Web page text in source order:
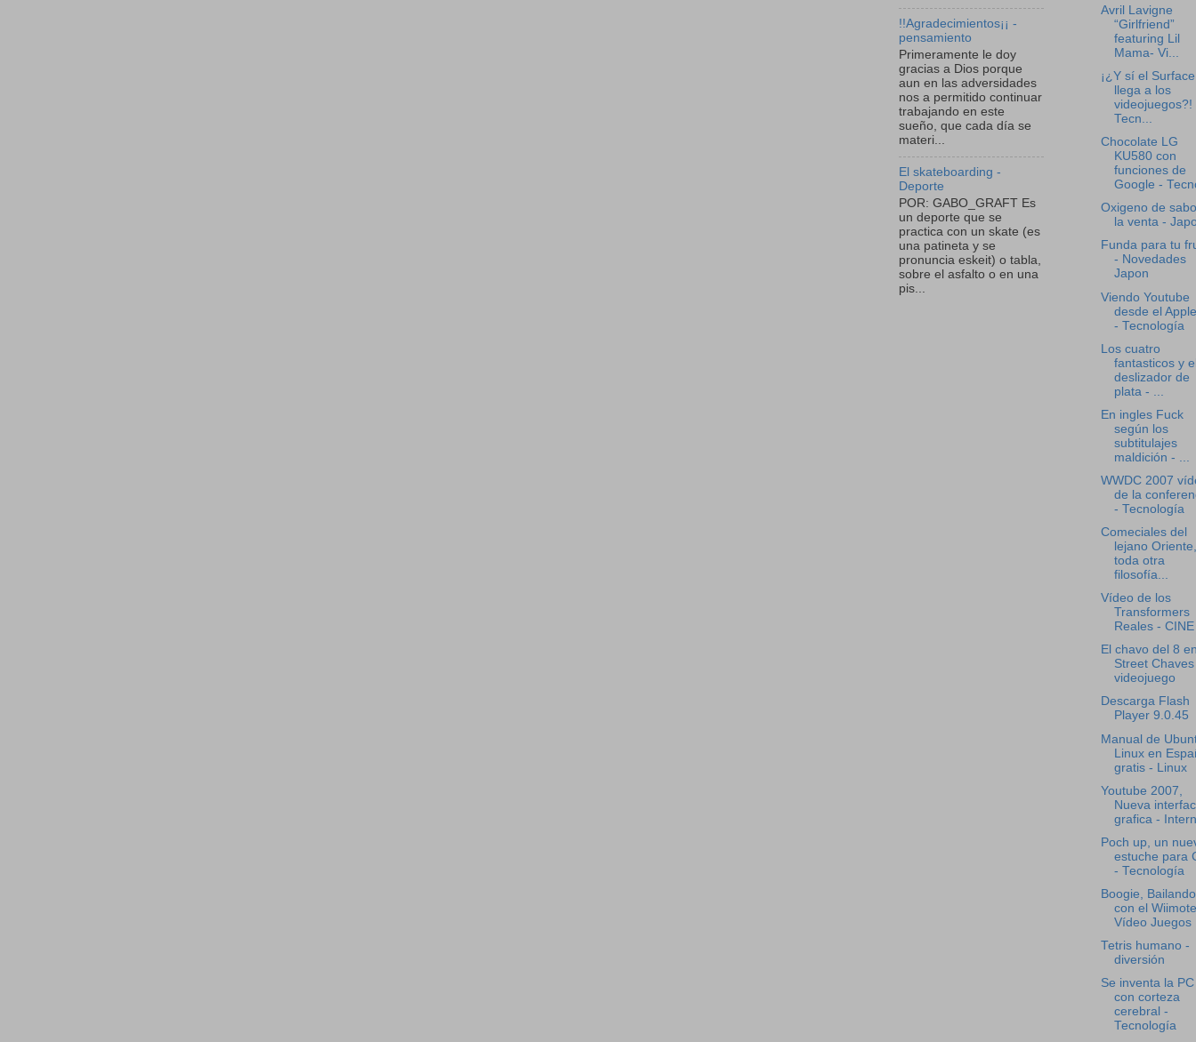
!!Agradecimientos¡¡ -
pensamiento
Primeramente le doy
gracias a Dios porque
aun en las adversidades
nos a permitido continuar
trabajando en este
sueño, que cada día se
materi...
El skateboarding -
Deporte
POR: GABO_GRAFT Es
un deporte que se
practica con un skate (es
una patineta y se
pronuncia eskeit) o tabla,
sobre el asfalto o en una
pis...
Avril Lavigne
“Girlfriend”
featuring Lil
Mama- Vi...
¡¿Y sí el Surface
llega a los
videojuegos?!
Tecn...
Chocolate LG
KU580 con
funciones de
Google -
Oxigeno de
la venta -
Funda para tu
- Novedades
Japon
Viendo Youtube
desde el
- Tecnología
Los cuatro
fantasticos y
deslizador de
plata - ...
En ingles Fuck
según los
subtitulajes
maldición - ...
WWDC 2007
de la
- Tecnología
Comeciales del
lejano Oriente,
toda otra
filosofía...
Vídeo de los
Transformers
Reales - CINE
El chavo del 8
Street
videojuego
Descarga Flash
Player 9.0.45
Manual de
Linux en
gratis - Linux
Youtube 2007,
Nueva
grafica -
Poch up, un
estuche para
- Tecnología
Boogie, Bailando
con el
Vídeo Juegos
Tetris humano -
diversión
Se inventa la PC
con corteza
cerebral -
Tecnología